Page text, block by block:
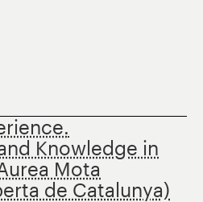
Knowledge in
Mota
de Catalunya)